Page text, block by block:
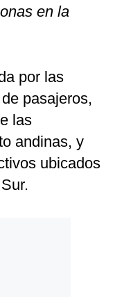
en la
por las
pasajeros,
las
andinas, y
ubicados